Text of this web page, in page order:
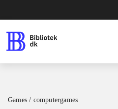
Games / computergames